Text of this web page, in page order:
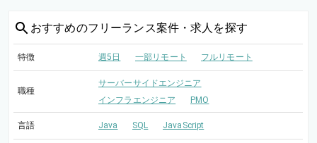
おすすめのフリーランス案件・求人を探す
特徴 週5日 一部リモート フルリモート
職種
サーバーサイドエンジニア
インフラエンジニア
PMO
言語 Java SQL JavaScript